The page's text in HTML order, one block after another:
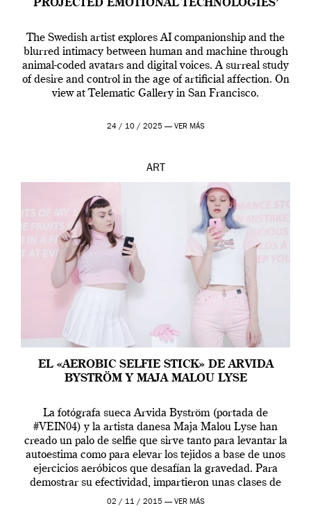
PROJECTED EMOTIONAL TECHNOLOGIES’
The Swedish artist explores AI companionship and the
blurred intimacy between human and machine through
animal-coded avatars and digital voices. A surreal study
of desire and control in the age of artificial affection. On
view at Telematic Gallery in San Francisco.
24 / 10 / 2025 — VER MÁS
ART
EL «AEROBIC SELFIE STICK» DE ARVIDA
BYSTRÖM Y MAJA MALOU LYSE
La fotógrafa sueca Arvida Byström (portada de
#VEIN04) y la artista danesa Maja Malou Lyse han
creado un palo de selfie que sirve tanto para levantar la
autoestima como para elevar los tejidos a base de unos
ejercicios aeróbicos que desafían la gravedad. Para
demostrar su efectividad, impartieron unas clases de
prueba en el Tate […]
02 / 11 / 2015 — VER MÁS